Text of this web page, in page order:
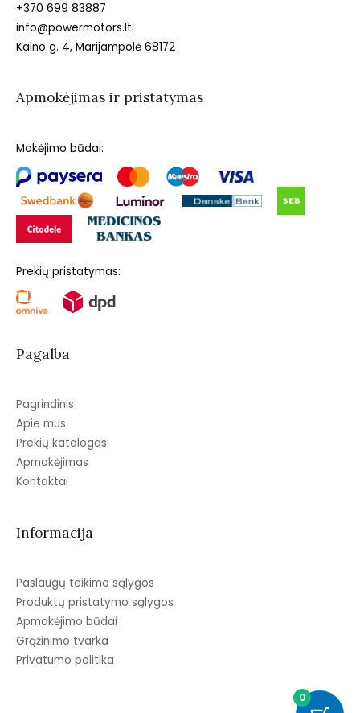
+370 699 83887
info@powermotors.lt
Kalno g. 4, Marijampolė 68172
Apmokėjimas ir pristatymas
Mokėjimo būdai:
Prekių pristatymas:
Pagalba
Pagrindinis
Apie mus
Prekių katalogas
Apmokėjimas
Kontaktai
Informacija
Paslaugų teikimo sąlygos
Produktų pristatymo sąlygos
Apmokėjimo būdai
Grąžinimo tvarka
Privatumo politika
0